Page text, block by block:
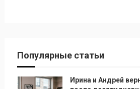
Популярные статьи
Ирина и Андрей